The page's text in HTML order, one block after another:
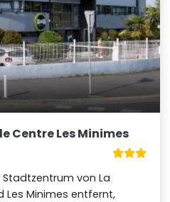
Centre Les Minimes
von La
Les Minimes entfernt,